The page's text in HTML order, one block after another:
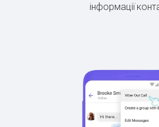
інформації